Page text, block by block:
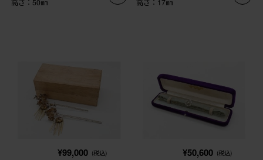
高さ：50㎜
高さ：17㎜
¥99,000 (税込) ¥50,600 (税込)